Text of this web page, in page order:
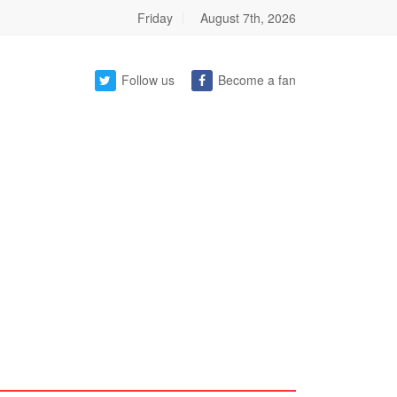
Friday August 7th, 2026
Follow us Become a fan